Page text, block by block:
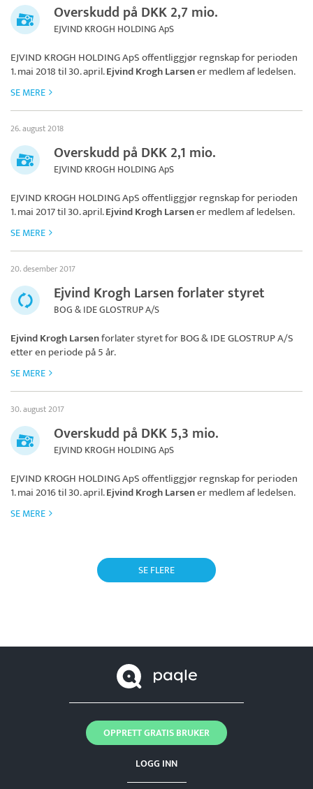
Overskudd på DKK 2,7 mio.
EJVIND KROGH HOLDING ApS
EJVIND KROGH HOLDING ApSoffentliggjør regnskap for perioden
1. mai 2018 til 30. april.Ejvind Krogh Larsener medlem af ledelsen.
SE MERE
26. august 2018
Overskudd på DKK 2,1 mio.
EJVIND KROGH HOLDING ApS
EJVIND KROGH HOLDING ApSoffentliggjør regnskap for perioden
1. mai 2017 til 30. april.Ejvind Krogh Larsener medlem af ledelsen.
SE MERE
20. desember 2017
Ejvind Krogh Larsen forlater styret
BOG & IDE GLOSTRUP A/S
Ejvind Krogh Larsenforlater styret forBOG & IDE GLOSTRUP A/S
etter en periode på 5 år.
SE MERE
30. august 2017
Overskudd på DKK 5,3 mio.
EJVIND KROGH HOLDING ApS
EJVIND KROGH HOLDING ApSoffentliggjør regnskap for perioden
1. mai 2016 til 30. april.Ejvind Krogh Larsener medlem af ledelsen.
SE MERE
SE FLERE
LOGG INN
OPPRETT GRATIS BRUKER